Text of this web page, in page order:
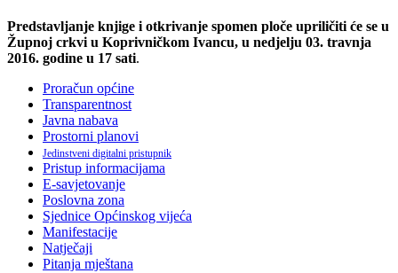
Predstavljanje knjige i otkrivanje spomen ploče upriličiti će se u
Župnoj crkvi u Koprivničkom Ivancu, u nedjelju 03. travnja
2016. godine u 17 sati.
Proračun općine
Transparentnost
Javna nabava
Prostorni planovi
Jedinstveni digitalni pristupnik
Pristup informacijama
E-savjetovanje
Poslovna zona
Sjednice Općinskog vijeća
Manifestacije
Natječaji
Pitanja mještana